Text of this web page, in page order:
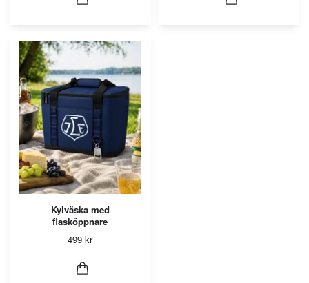
Kylväska med
flasköppnare
499 kr